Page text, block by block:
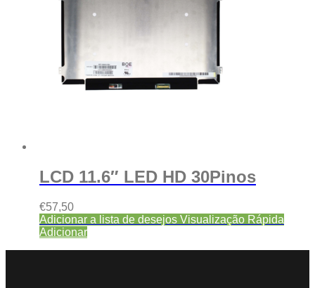
LCD 11.6″ LED HD 30Pinos
€57,50
Adicionar a lista de desejos Visualização Rápida
Adicionar